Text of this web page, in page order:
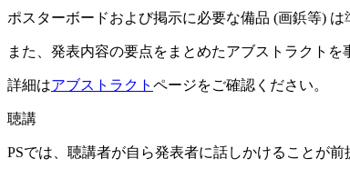
ポスターボードおよび掲示に必要な備品 (画鋲等) は
また、発表内容の要点をまとめたアブストラクト を
詳細はアブストラクト ページをご確認ください。
聴講
PSでは、聴講者が自ら発表者に話しかけることが